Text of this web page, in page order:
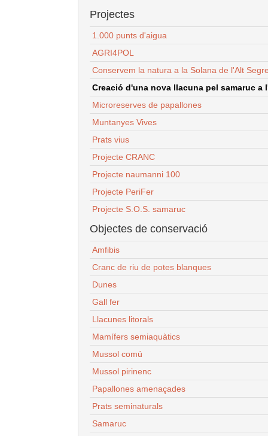
Projectes
1.000 punts d'aigua
AGRI4POL
Conservem la natura a la Solana de l'Alt
Creació d'una nova llacuna pel samaruc a
Microreserves de papallones
Muntanyes Vives
Prats vius
Projecte CRANC
Projecte naumanni 100
Projecte PeriFer
Projecte S.O.S. samaruc
Objectes de conservació
Amfibis
Cranc de riu de potes blanques
Dunes
Gall fer
Llacunes litorals
Mamífers semiaquàtics
Mussol comú
Mussol pirinenc
Papallones amenaçades
Prats seminaturals
Samaruc